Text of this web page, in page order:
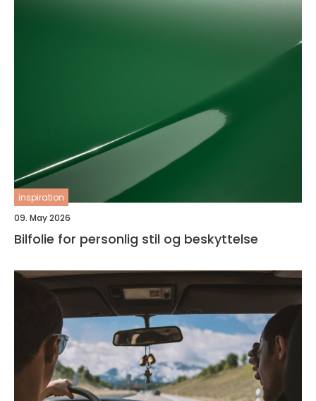
inspiration
09. May 2026
Bilfolie for personlig stil og beskyttelse